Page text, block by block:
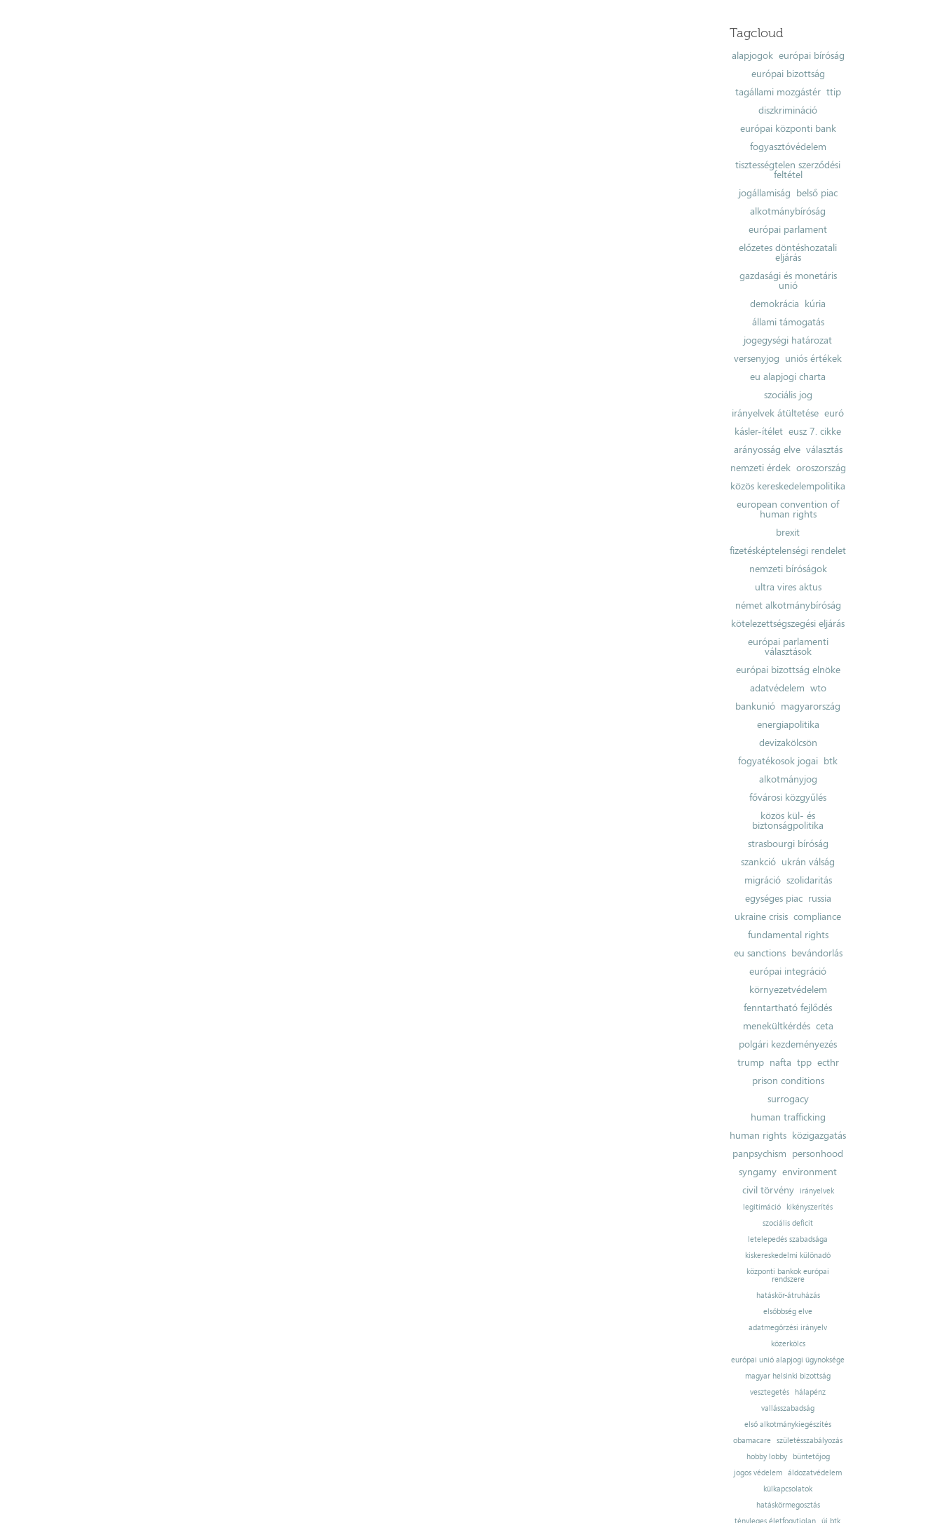
Tagcloud
alapjogok európai bíróság
európai bizottság
tagállami mozgástér ttip
diszkrimináció
európai központi bank
fogyasztóvédelem
tisztességtelen szerződési
feltétel
jogállamiság belső piac
alkotmánybíróság
európai parlament
előzetes döntéshozatali
eljárás
gazdasági és monetáris
unió
demokrácia kúria
állami támogatás
jogegységi határozat
versenyjog uniós értékek
eu alapjogi charta
szociális jog
irányelvek átültetése euró
kásler-ítélet eusz 7. cikke
arányosság elve választás
nemzeti érdek oroszország
közös kereskedelempolitika
european convention of
human rights
brexit
fizetésképtelenségi rendelet
nemzeti bíróságok
ultra vires aktus
német alkotmánybíróság
kötelezettségszegési eljárás
európai parlamenti
választások
európai bizottság elnöke
adatvédelem wto
bankunió magyarország
energiapolitika
devizakölcsön
fogyatékosok jogai btk
alkotmányjog
fővárosi közgyűlés
közös kül- és
biztonságpolitika
strasbourgi bíróság
szankció ukrán válság
migráció szolidaritás
egységes piac russia
ukraine crisis compliance
fundamental rights
eu sanctions bevándorlás
európai integráció
környezetvédelem
fenntartható fejlődés
menekültkérdés ceta
polgári kezdeményezés
trump nafta tpp ecthr
prison conditions
surrogacy
human trafficking
human rights közigazgatás
panpsychism personhood
syngamy environment
civil törvény
irányelvek
legitimáció
kikényszerítés
szociális deficit
letelepedés szabadsága
kiskereskedelmi különadó
központi bankok európai
rendszere
hatáskör-átruházás
elsőbbség elve
adatmegőrzési irányelv
közerkölcs
európai unió alapjogi ügynoksége
magyar helsinki bizottság
vesztegetés
hálapénz
vallásszabadság
első alkotmánykiegészítés
obamacare
születésszabályozás
hobby lobby
büntetőjog
jogos védelem
áldozatvédelem
külkapcsolatok
hatáskörmegosztás
tényleges életfogytiglan új btk.